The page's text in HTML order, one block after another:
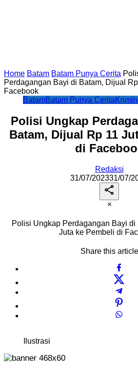
Home Batam Batam Punya Cerita
Perdagangan Bayi di Batam, Dijual
Facebook
BatamBatam Punya Cerita
Polisi Ungkap
Batam, Dijual Rp 11
di
Redaksi
31/07/202331/07/
×
Polisi Ungkap Perdagangan Bayi di
Juta ke Pembeli di
Share this article
Ilustrasi